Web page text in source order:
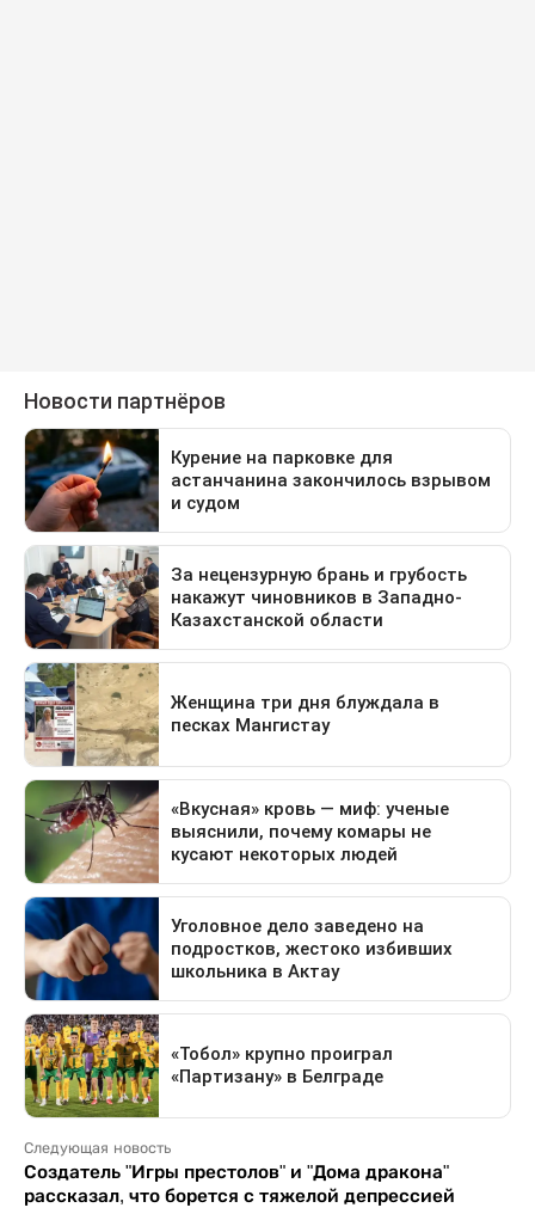
Следующая новость
Создатель "Игры престолов" и "Дома дракона"
рассказал, что борется с тяжелой депрессией